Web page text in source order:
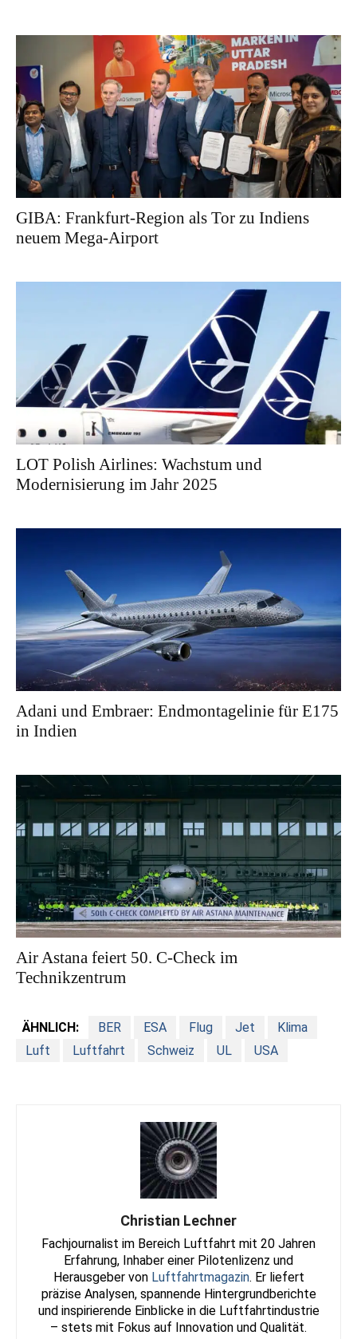
GIBA: Frankfurt-Region als Tor zu Indiens
neuem Mega-Airport
LOT Polish Airlines: Wachstum und
Modernisierung im Jahr 2025
Adani und Embraer: Endmontagelinie für E175
in Indien
Air Astana feiert 50. C-Check im
Technikzentrum
ÄHNLICH: BER ESA Flug Jet
Klima
Luft
Luftfahrt Schweiz UL USA
Christian Lechner
Fachjournalist im Bereich Luftfahrt mit 20 Jahren
Erfahrung, Inhaber einer Pilotenlizenz und
Herausgeber von Luftfahrtmagazin. Er liefert
präzise Analysen, spannende Hintergrundberichte
und inspirierende Einblicke in die Luftfahrtindustrie
– stets mit Fokus auf Innovation und Qualität.